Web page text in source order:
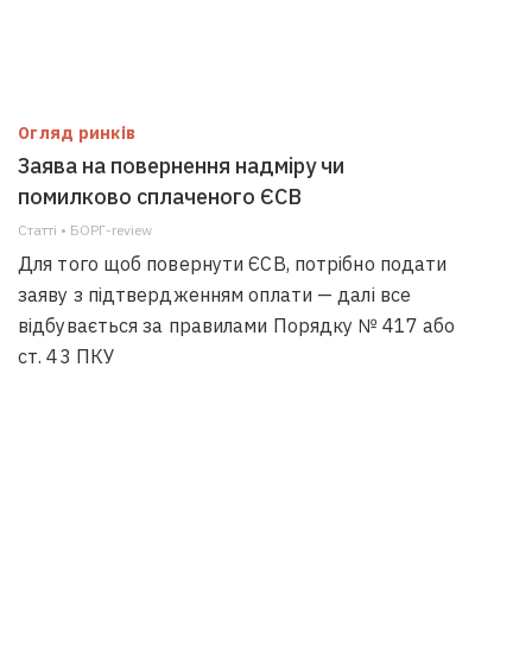
Огляд ринків
Заява на повернення надміру чи
помилково сплаченого ЄСВ
Статті • БОРГ-review
Для того щоб повернути ЄСВ, потрібно подати
заяву з підтвердженням оплати — далі все
відбувається за правилами Порядку № 417 або
ст. 43 ПКУ